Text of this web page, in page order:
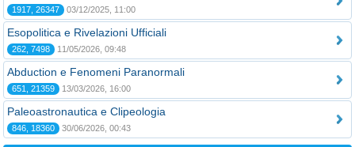
1917, 26347 03/12/2025, 11:00
Esopolitica e Rivelazioni Ufficiali
262, 7498 11/05/2026, 09:48
Abduction e Fenomeni Paranormali
651, 21359 13/03/2026, 16:00
Paleoastronautica e Clipeologia
846, 18360 30/06/2026, 00:43